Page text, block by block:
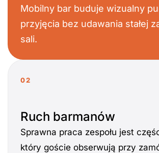
Mobilny bar buduje wizualny
przyjęcia bez udawania stałej
sali.
02
Ruch barmanów
Sprawna praca zespołu jest
który goście obserwują przy